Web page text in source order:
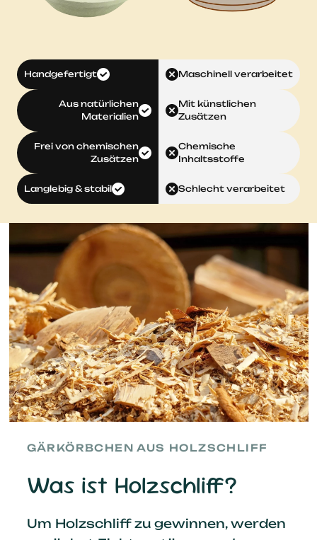
Handgefertigt Maschinell verarbeitet
Aus natürlichen
Materialien
Mit künstlichen
Zusätzen
Frei von chemischen
Zusätzen
Chemische
Inhaltsstoffe
Langlebig & stabil Schlecht verarbeitet
GÄRKÖRBCHEN AUS HOLZSCHLIFF
Was ist Holzschliff?
Um Holzschliff zu gewinnen, werden